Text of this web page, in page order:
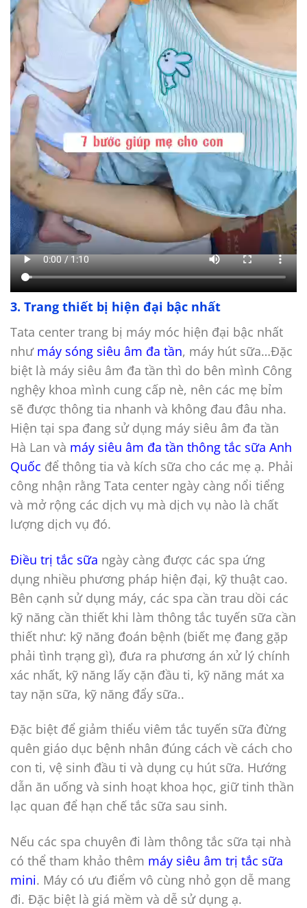
3. Trang thiết bị hiện đại bậc nhất
Tata center trang bị máy móc hiện đại bậc nhất
như máy sóng siêu âm đa tần, máy hút sữa…Đặc
biệt là máy siêu âm đa tần thì do bên mình Công
nghệy khoa mình cung cấp nè, nên các mẹ bỉm
sẽ được thông tia nhanh và không đau đâu nha.
Hiện tại spa đang sử dụng máy siêu âm đa tần
Hà Lan và máy siêu âm đa tần thông tắc sữa Anh
Quốc để thông tia và kích sữa cho các mẹ ạ. Phải
công nhận rằng Tata center ngày càng nổi tiểng
và mở rộng các dịch vụ mà dịch vụ nào là chất
lượng dịch vụ đó.
Điều trị tắc sữa ngày càng được các spa ứng
dụng nhiều phương pháp hiện đại, kỹ thuật cao.
Bên cạnh sử dụng máy, các spa cần trau dồi các
kỹ năng cần thiết khi làm thông tắc tuyến sữa cần
thiết như: kỹ năng đoán bệnh (biết mẹ đang gặp
phải tình trạng gì), đưa ra phương án xử lý chính
xác nhất, kỹ năng lấy cặn đầu ti, kỹ năng mát xa
tay nặn sữa, kỹ năng đẩy sữa..
Đặc biệt để giảm thiểu viêm tắc tuyến sữa đừng
quên giáo dục bệnh nhân đúng cách về cách cho
con ti, vệ sinh đầu ti và dụng cụ hút sữa. Hướng
dẫn ăn uống và sinh hoạt khoa học, giữ tinh thần
lạc quan để hạn chế tắc sữa sau sinh.
Nếu các spa chuyên đi làm thông tắc sữa tại nhà
có thể tham khảo thêm máy siêu âm trị tắc sữa
mini. Máy có ưu điểm vô cùng nhỏ gọn dễ mang
đi. Đặc biệt là giá mềm và dễ sử dụng ạ.